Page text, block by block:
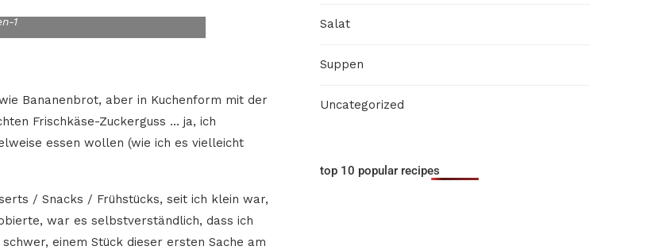
1
Bananenbrot, aber in Kuchenform mit der
Frischkäse-Zuckerguss … ja, ich
essen wollen (wie ich es vielleicht
/ Snacks / Frühstücks, seit ich klein war,
war es selbstverständlich, dass ich
einem Stück dieser ersten Sache am
Salat
Suppen
Uncategorized
top 10 popular recipes